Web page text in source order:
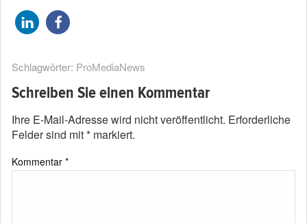
Schlagwörter: ProMediaNews
Schreiben Sie einen Kommentar
Ihre E-Mail-Adresse wird nicht veröffentlicht. Erforderliche
Felder sind mit* markiert.
Kommentar *